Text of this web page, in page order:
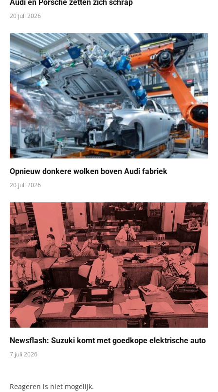
Audi en Porsche zetten zich schrap
20 juli 2026
Opnieuw donkere wolken boven Audi fabriek
20 juli 2026
Newsflash: Suzuki komt met goedkope elektrische auto
7 juli 2026
Reageren is niet mogelijk.